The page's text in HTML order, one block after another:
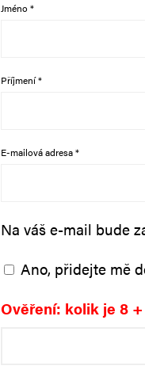
Jméno*
Příjmení*
E-mailová adresa*Povinné
Na váš e-mail bude
Ano, přidejte mě
Ověření: kolik je 8